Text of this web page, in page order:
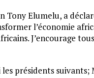
Tony Elumelu, a
l’économie
J’encourage
présidents